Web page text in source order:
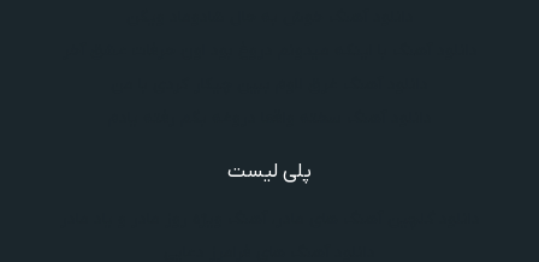
پلی لیست